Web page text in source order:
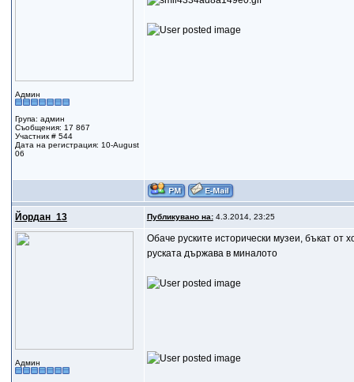
Админ
Група: админ
Съобщения: 17 867
Участник # 544
Дата на регистрация: 10-August
06
Йордан_13 Публикувано на:4.3.2014, 23:25
Админ
Обаче руските исторически музеи, бъкат от
руската държава в миналото